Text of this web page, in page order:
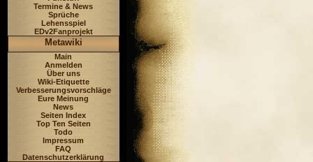
Termine & News
Sprüche
Lehensspiel
EDv2Fanprojekt
Metawiki
Main
Anmelden
Über uns
Wiki-Etiquette
Verbesserungsvorschläge
Eure Meinung
News
Seiten Index
Top Ten Seiten
Todo
Impressum
FAQ
Datenschutzerklärung